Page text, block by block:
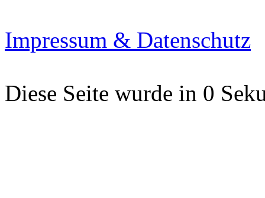
Impressum & Datenschutz
Diese Seite wurde in 0